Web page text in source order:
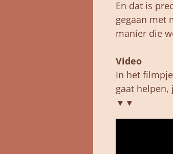
En dat is
gegaan met
manier die
Video
In het
gaat
▼▼